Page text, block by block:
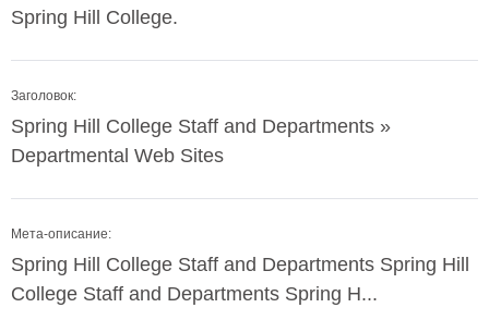
Spring Hill College.
Заголовок:
Spring Hill College Staff and Departments »
Departmental Web Sites
Мета-описание:
Spring Hill College Staff and Departments Spring Hill
College Staff and Departments Spring H...